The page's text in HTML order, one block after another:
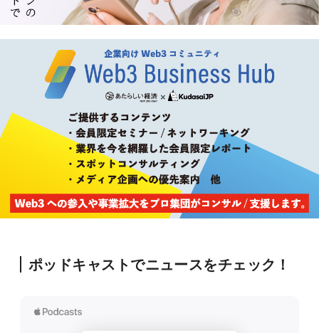
ポッドキャストでニュースをチェック！